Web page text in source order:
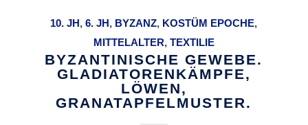
10. JH,6. JH, BYZANZ, KOSTÜM EPOCHE,
MITTELALTER, TEXTILIE
BYZANTINISCHE GEWEBE.
GLADIATORENKÄMPFE,
LÖWEN,
GRANATAPFELMUSTER.